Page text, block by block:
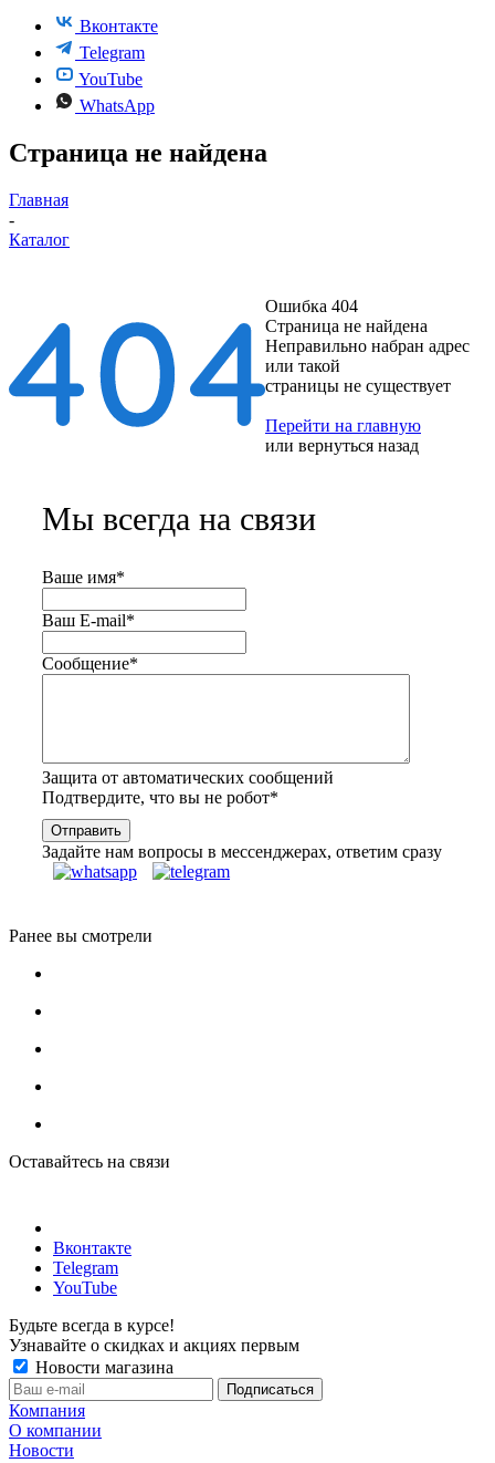
Вконтакте
Telegram
YouTube
WhatsApp
Страница не найдена
Главная
-
Каталог
Ошибка 404
Страница не найдена
Неправильно набран адрес
или такой
страницы не существует
Перейти на главную
или вернуться назад
Мы всегда на связи
Ваше имя*
Ваш E-mail*
Сообщение*
Защита от автоматических сообщений
Подтвердите, что вы не робот*
Задайте нам вопросы в мессенджерах, ответим сразу
Ранее вы смотрели
Оставайтесь на связи
Вконтакте
Telegram
YouTube
Будьте всегда в курсе!
Узнавайте о скидках и акциях первым
Новости магазина
Компания
О компании
Новости